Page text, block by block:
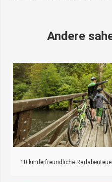
Andere
10 kinderfreundliche